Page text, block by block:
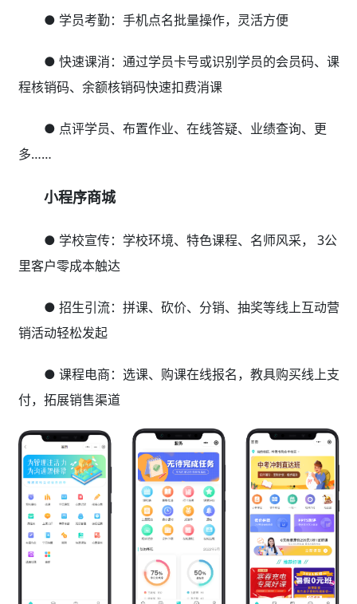
● 学员考勤：手机点名批量操作，灵活方便
● 快速课消：通过学员卡号或识别学员的会员码、课
程核销码、余额核销码快速扣费消课
● 点评学员、布置作业、在线答疑、业绩查询、更
多……
小程序商城
● 学校宣传：学校环境、特色课程、名师风采， 3公
里客户零成本触达
● 招生引流：拼课、砍价、分销、抽奖等线上互动营
销活动轻松发起
● 课程电商：选课、购课在线报名，教具购买线上支
付，拓展销售渠道